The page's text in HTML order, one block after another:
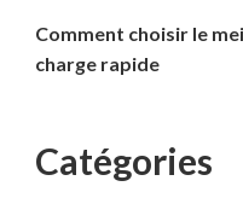
Comment choisir le
charge rapide
Catégories